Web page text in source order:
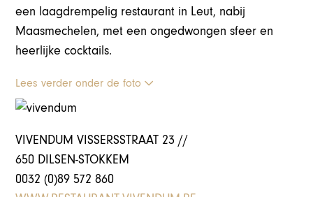
een laagdrempelig restaurant in Leut, nabij
Maasmechelen, met een ongedwongen sfeer en
heerlijke cocktails.
Lees verder onder de foto
VIVENDUM VISSERSSTRAAT 23 //
650 DILSEN-STOKKEM
0032 (0)89 572 860